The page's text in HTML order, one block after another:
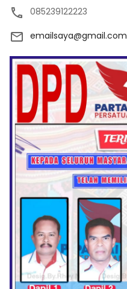
085239122223
emailsaya@gmail.com